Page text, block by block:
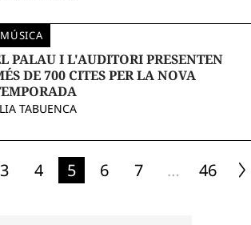
MÚSICA
PALAU I L'AUDITORI PRESENTEN
DE 700 CITES PER LA NOVA
TABUENCA
3 4 5 6 7 … 46